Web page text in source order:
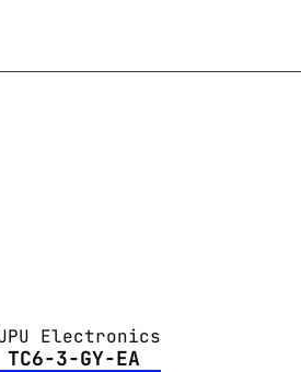
Electronics
TC6-3-GY-EA